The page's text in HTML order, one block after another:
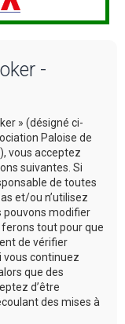
-
» (désigné ci-
Paloise de
vous acceptez
suivantes. Si
de toutes
et/ou n’utilisez
pouvons modifier
tout pour que
de vérifier
vous continuez
que des
d’être
des mises à